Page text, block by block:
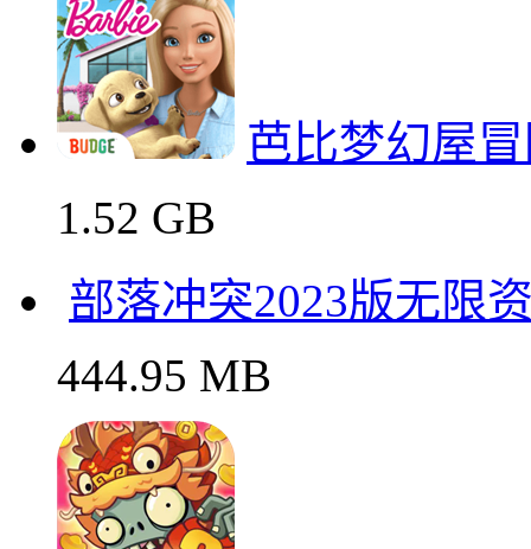
97.43 MB
恐怖冰淇淋3免
166.17 MB